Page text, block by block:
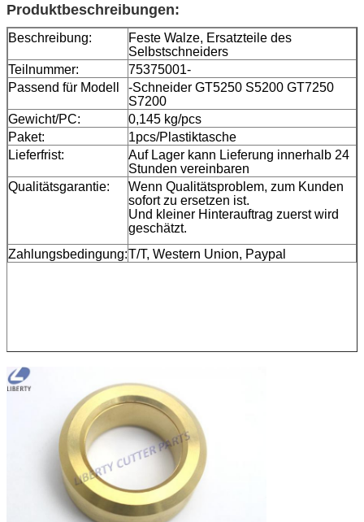
Produktbeschreibungen:
Beschreibung:
Feste Walze, Ersatzteile des
Selbstschneiders
Teilnummer:
75375001-
Passend für Modell
-Schneider GT5250 S5200 GT7250
S7200
Gewicht/PC:
0,145 kg/pcs
Paket:
1pcs/Plastiktasche
Lieferfrist:
Auf Lager kann Lieferung innerhalb 24
Stunden vereinbaren
Qualitätsgarantie:
Wenn Qualitätsproblem, zum Kunden
sofort zu ersetzen ist.
Und kleiner Hinterauftrag zuerst wird
geschätzt.
Zahlungsbedingung:T/T, Western Union, Paypal